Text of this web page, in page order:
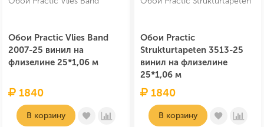
Обои Practic Vlies Band
2007-25 винил на
флизелине 25*1,06 м
1840
В корзину
Обои Practic
Strukturtapeten 3513-25
винил на флизелине
25*1,06 м
1840
В корзину